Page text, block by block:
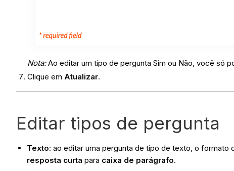
Nota:Ao editar um tipo de pergunta Sim ou Não, você só
Clique em Atualizar.
Editar tipos de pergunta
Texto: ao editar uma pergunta de tipo de texto, o
resposta curta para caixa de parágrafo.